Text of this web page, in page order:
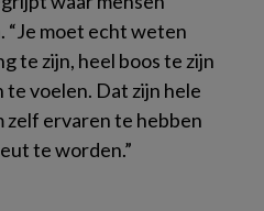
“Je moet echt weten
te zijn, heel boos te zijn
te voelen. Dat zijn hele
zelf ervaren te hebben
te worden.”